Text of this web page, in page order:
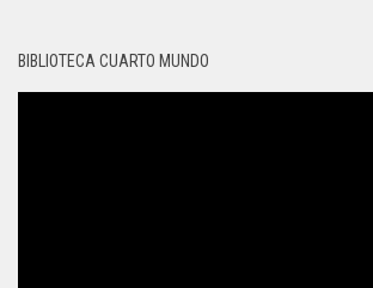
BIBLIOTECA CUARTO MUNDO